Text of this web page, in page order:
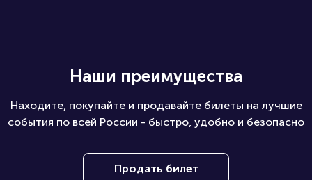
Наши преимущества
Находите, покупайте и продавайте билеты на лучшие
события по всей России - быстро, удобно и безопасно
Продать билет